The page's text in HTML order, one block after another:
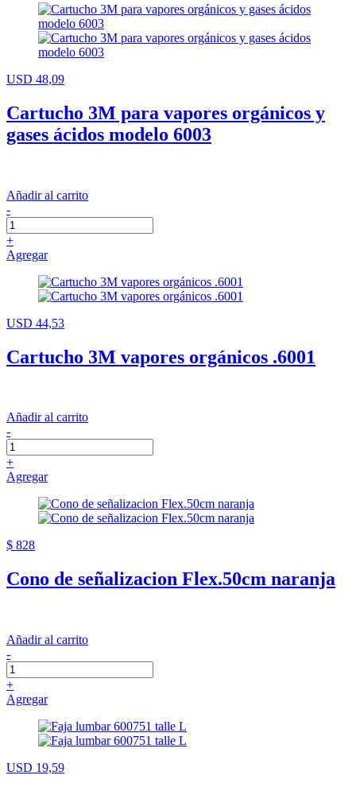
USD 48,09
Cartucho 3M para vapores orgánicos y
gases ácidos modelo 6003
Añadir al carrito
-
+
Agregar
USD 44,53
Cartucho 3M vapores orgánicos .6001
Añadir al carrito
-
+
Agregar
$ 828
Cono de señalizacion Flex.50cm naranja
Añadir al carrito
-
+
Agregar
USD 19,59